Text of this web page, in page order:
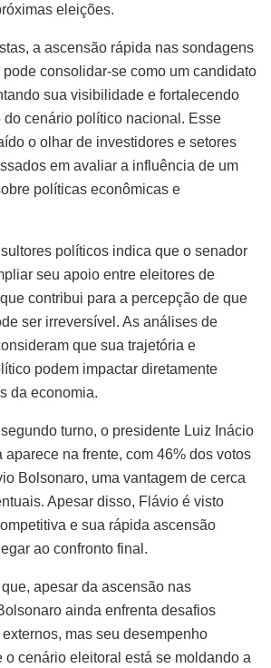
eleições.
a ascensão rápida nas sondagens
consolidar-se como um candidato
sua visibilidade e fortalecendo
do cenário político nacional. Esse
o olhar de investidores e setores
em avaliar a influência de um
políticas econômicas e
políticos indica que o senador
seu apoio entre eleitores de
contribui para a percepção de que
ser irreversível. As análises de
que sua trajetória e
podem impactar diretamente
da economia.
turno, o presidente Luiz Inácio
aparece na frente, com 46% dos votos
Bolsonaro, uma vantagem de cerca
Apesar disso, Flávio é visto
e sua rápida ascensão
ao confronto final.
apesar da ascensão nas
ainda enfrenta desafios
mas seu desempenho
o cenário eleitoral está se moldando a